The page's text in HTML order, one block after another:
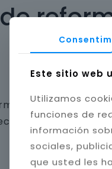
y
Aplicamos
Este sitio web
Utilizamos
funciones de
información
sociales,
que usted les